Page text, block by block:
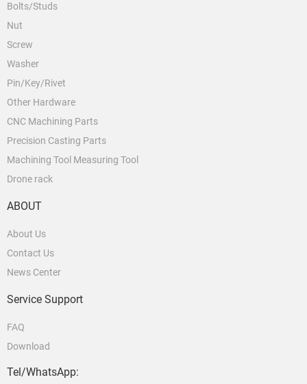
Bolts/Studs
Nut
Screw
Washer
Pin/Key/Rivet
Other Hardware
CNC Machining Parts
Precision Casting Parts
Machining Tool Measuring Tool
Drone rack
ABOUT
About Us
Contact Us
News Center
Service Support
FAQ
Download
Tel/WhatsApp: